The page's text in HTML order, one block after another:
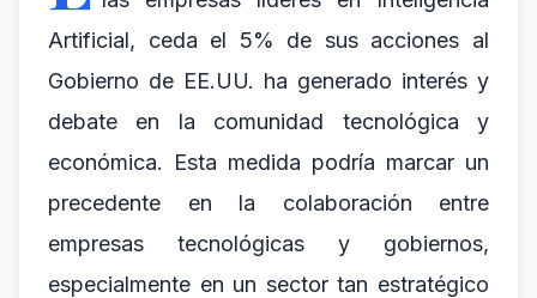
Artificial, ceda el 5% de sus acciones al
Gobierno de EE.UU. ha generado interés y
debate en la comunidad tecnológica y
económica. Esta medida podría marcar un
precedente en la colaboración entre
empresas tecnológicas y gobiernos,
especialmente en un sector tan estratégico